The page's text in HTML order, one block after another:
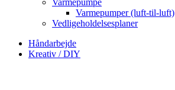
Varmepumpe
Varmepumper (luft-til-luft)
Vedligeholdelsesplaner
Håndarbejde
Kreativ / DIY